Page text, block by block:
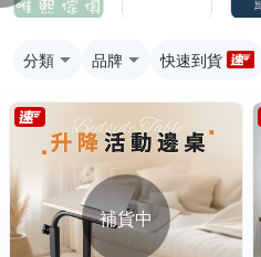
分類 品牌 快速到貨
補貨中